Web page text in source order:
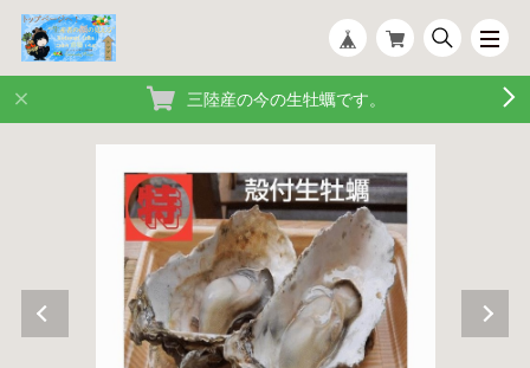
三陸産の今の生牡蠣です。